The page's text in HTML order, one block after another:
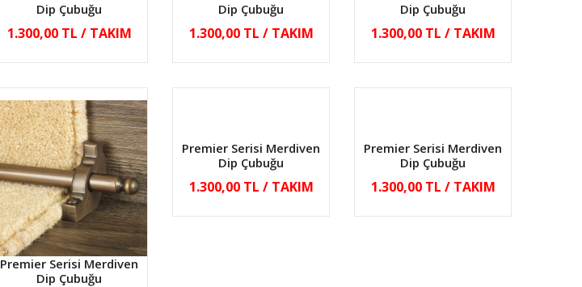
Dip Çubuğu
1.300,00 TL / TAKIM
Dip Çubuğu
1.300,00 TL / TAKIM
Dip Çubuğu
1.300,00 TL / TAKIM
Premier Serisi Merdiven
Dip Çubuğu
Premier Serisi Merdiven
Dip Çubuğu
1.300,00 TL / TAKIM
Premier Serisi Merdiven
Dip Çubuğu
1.300,00 TL / TAKIM